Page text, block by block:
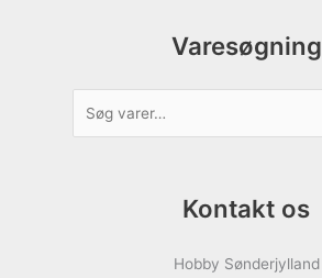
Varesøgning
Kontakt os
Hobby Sønderjylland